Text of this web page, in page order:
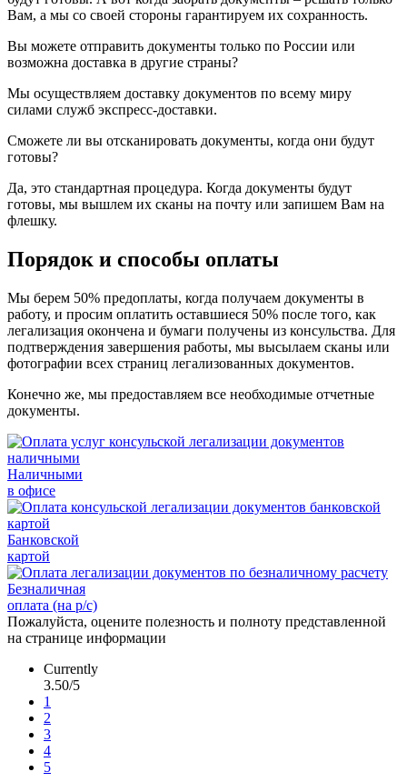
Вам, а мы со своей стороны гарантируем их сохранность.
Вы можете отправить документы только по России или
возможна доставка в другие страны?
Мы осуществляем доставку документов по всему миру
силами служб экспресс-доставки.
Сможете ли вы отсканировать документы, когда они будут
готовы?
Да, это стандартная процедура. Когда документы будут
готовы, мы вышлем их сканы на почту или запишем Вам на
флешку.
Порядок и способы оплаты
Мы берем 50% предоплаты, когда получаем документы в
работу, и просим оплатить оставшиеся 50% после того, как
легализация окончена и бумаги получены из консульства. Для
подтверждения завершения работы, мы высылаем сканы или
фотографии всех страниц легализованных документов.
Конечно же, мы предоставляем все необходимые отчетные
документы.
Наличными
в офисе
Банковской
картой
Безналичная
оплата (на р/с)
Пожалуйста, оцените полезность и полноту представленной
на странице информации
Currently
3.50/5
1
2
3
4
5